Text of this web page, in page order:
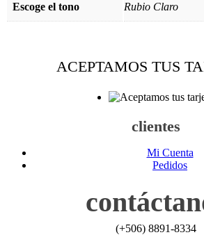
Escoge el tono Rubio Claro
ACEPTAMOS TUS
clientes
Mi Cuenta
Pedidos
(+506) 8891-8334